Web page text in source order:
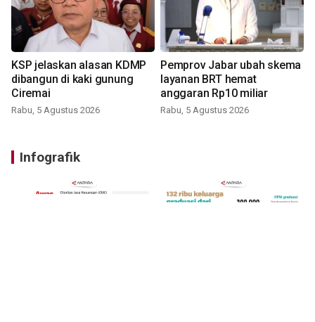
KSP jelaskan alasan KDMP
dibangun di kaki gunung
Ciremai
Rabu, 5 Agustus 2026
Pemprov Jabar ubah skema
layanan BRT hemat
anggaran Rp10 miliar
Rabu, 5 Agustus 2026
Infografik